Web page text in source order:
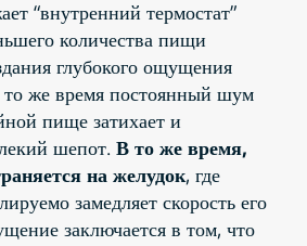
“внутренний термостат”
количества пищи
глубокого ощущения
то же время постоянный шум
пище затихает и
шепот. В то же время,
на желудок, где
замедляет скорость его
заключается в том, что